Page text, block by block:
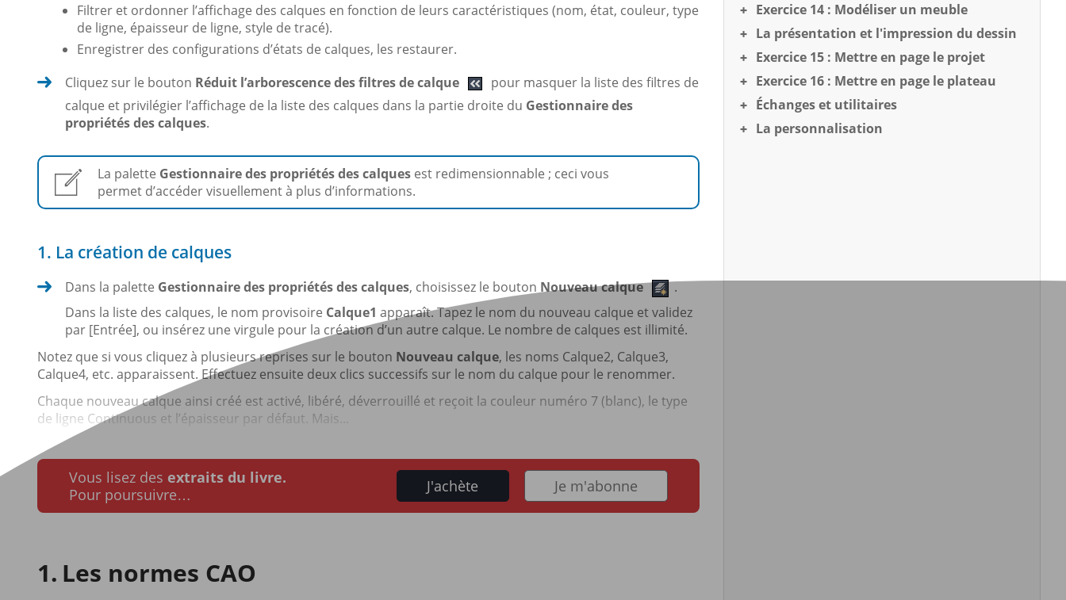
Filtrer et ordonner l’affichage des calques en fonction de leurs caractéristiques (nom, état, couleur, type
de ligne, épaisseur de ligne, style de tracé).
Enregistrer des configurations d’états de calques, les restaurer.
Cliquez sur le bouton Réduit l’arborescence des filtres de calque
pour masquer la liste des filtres de
calque et privilégier l’affichage de la liste des calques dans la partie droite du Gestionnaire des
propriétés des calques.
La palette Gestionnaire des propriétés des calques est redimensionnable ; ceci vous
permet d’accéder visuellement à plus d’informations.
1. La création de calques
Dans la palette Gestionnaire des propriétés des calques, choisissez le bouton Nouveau calque
.
Dans la liste des calques, le nom provisoire Calque1 apparaît. Tapez le nom du nouveau calque et validez
par [Entrée], ou insérez une virgule pour la création d’un autre calque. Le nombre de calques est illimité.
Notez que si vous cliquez à plusieurs reprises sur le bouton Nouveau calque, les noms Calque2, Calque3,
Calque4, etc. apparaissent. Effectuez ensuite deux clics successifs sur le nom du calque pour le renommer.
Chaque nouveau calque ainsi créé est activé, libéré, déverrouillé et reçoit la couleur numéro 7 (blanc), le type
de ligne Continuous et l’épaisseur par défaut. Mais...
Vous lisez des extraits du livre.
Pour poursuivre…
J'achète Je m'abonne
Les normes CAO
Exercice 14 : Modéliser un meuble
La présentation et l'impression du dessin
Exercice 15 : Mettre en page le projet
Exercice 16 : Mettre en page le plateau
Échanges et utilitaires
La personnalisation